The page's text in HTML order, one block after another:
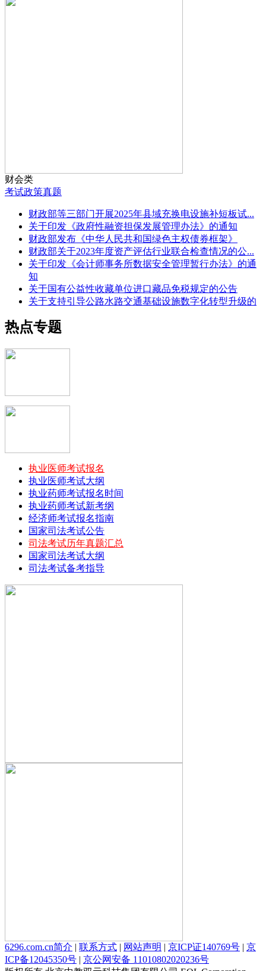
财会类
考试政策真题
财政部等三部门开展2025年县域充换电设施补短板试...
关于印发《政府性融资担保发展管理办法》的通知
财政部发布《中华人民共和国绿色主权债券框架》
财政部关于2023年度资产评估行业联合检查情况的公...
关于印发《会计师事务所数据安全管理暂行办法》的通
知
关于国有公益性收藏单位进口藏品免税规定的公告
关于支持引导公路水路交通基础设施数字化转型升级的
关于支持建设现代商贸流通体系试点城市的通知
2017年注册会计师全国统一考试大纲（专业阶段考试...
会计从业资格考试《财经法规与会计职业道德》大纲
2017注册会计师《风险管理》真题及答案汇总
2017年注册会计师考试《经济法》真题及答案汇总
2017年注册会计师考试《审计》真题(更新完)
2017年注册会计师考试《税法》真题及答案汇总
2017年注册会计师考试《审计》真题及答案汇总
2017年注册会计师考试《会计》真题及答案汇总
2017注册会计师《财务成本管理》真题及答案汇总
2017注册会计师考试《风险管理》真题及答案
热点专题
执业医师考试报名
执业医师考试大纲
执业药师考试报名时间
执业药师考试新考纲
经济师考试报名指南
国家司法考试公告
司法考试历年真题汇总
国家司法考试大纲
司法考试备考指导
6296.com.cn简介 | 联系方式 | 网站声明 | 京ICP证140769号 | 京
ICP备12045350号 | 京公网安备 11010802020236号